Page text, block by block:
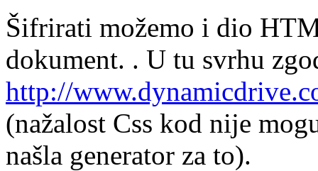
Šifrirati možemo i dio
dokument. . U tu svrhu
http://
(nažalost Css kod nije
našla generator za to).